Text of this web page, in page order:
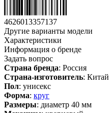
4626013357137
Другие варианты модели
Характеристики
Информация о бренде
Задать вопрос
Страна бренда: Россия
Страна-изготовитель: Китай
Пол: унисекс
Форма: круг
Размеры: диаметр 40 мм